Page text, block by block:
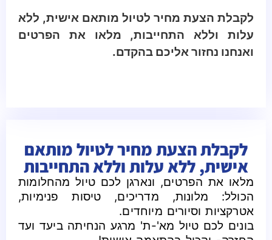
לקבלת הצעת מחיר לטיול מותאם
אישית, ללא עלות וללא התחייבות
מלאו את הפרטים, ונארגן לכם טיול מהחלומות
הכולל: מלונות, מדריכים, טיסות פנימיות,
אטרקציות וסיורים מיוחדים.
בונים לכם טיול מא'-ת' מרגע הנחיתה ביעד ועד
לקבלת הצעת מחיר לטיול מותאם אישית, ללא
עלות וללא התחייבות, מלאו את הפרטים
ואנחנו נחזור אליכם בהקדם.